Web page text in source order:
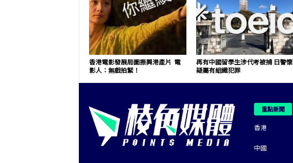
香港電影發展局圖振興港產片 電
影人：無戲拍緊！
再有中國留學生涉代考被捕 日警懷
疑屬有組織犯罪
重點新聞
香港
中國